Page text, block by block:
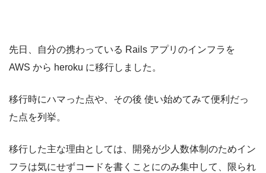
先日、自分の携わっている Rails アプリのインフラを
AWS から heroku に移行しました。
移行時にハマった点や、その後 使い始めてみて便利だっ
た点を列挙。
移行した主な理由としては、開発が少人数体制のためイン
フラは気にせずコードを書くことにのみ集中して、限られ